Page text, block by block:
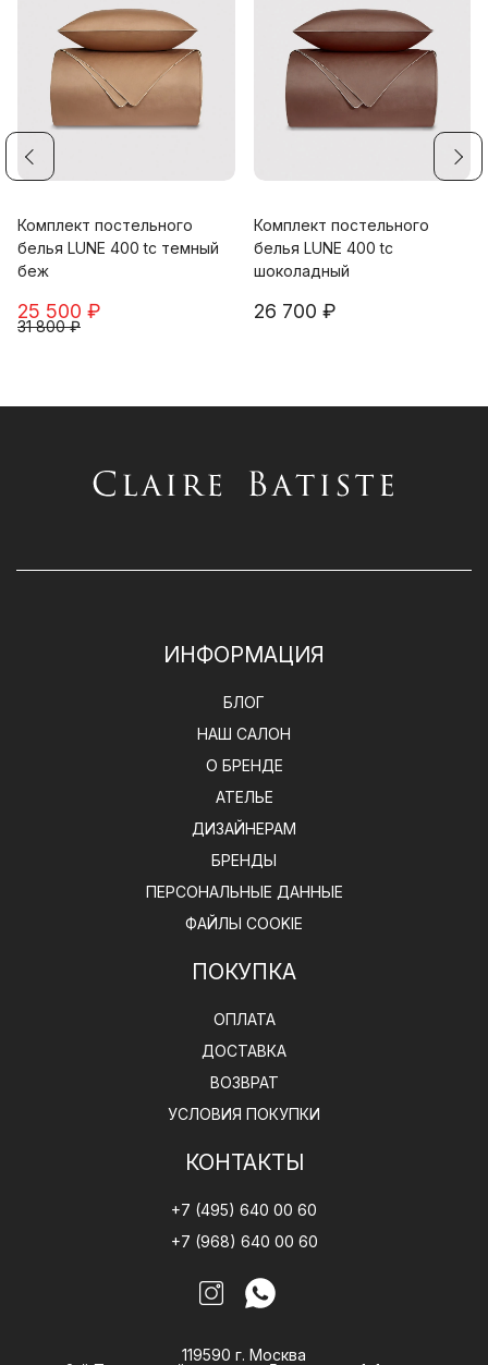
Комплект постельного
белья LUNE 400 tc темный
беж
25 500 ₽
31 800 ₽
Комплект постельного
белья LUNE 400 tc
шоколадный
26 700 ₽
ИНФОРМАЦИЯ
БЛОГ
НАШ САЛОН
О БРЕНДЕ
АТЕЛЬЕ
ДИЗАЙНЕРАМ
БРЕНДЫ
ПЕРСОНАЛЬНЫЕ ДАННЫЕ
ФАЙЛЫ COOKIE
ПОКУПКА
ОПЛАТА
ДОСТАВКА
ВОЗВРАТ
УСЛОВИЯ ПОКУПКИ
КОНТАКТЫ
+7 (495) 640 00 60
+7 (968) 640 00 60
119590 г. Москва